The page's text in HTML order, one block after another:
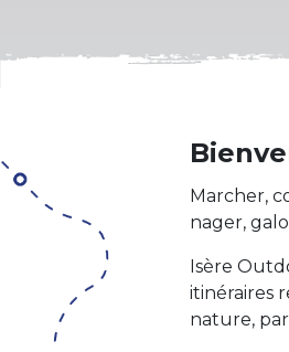
Marcher,
nager,
Isère
itinéraires
nature,